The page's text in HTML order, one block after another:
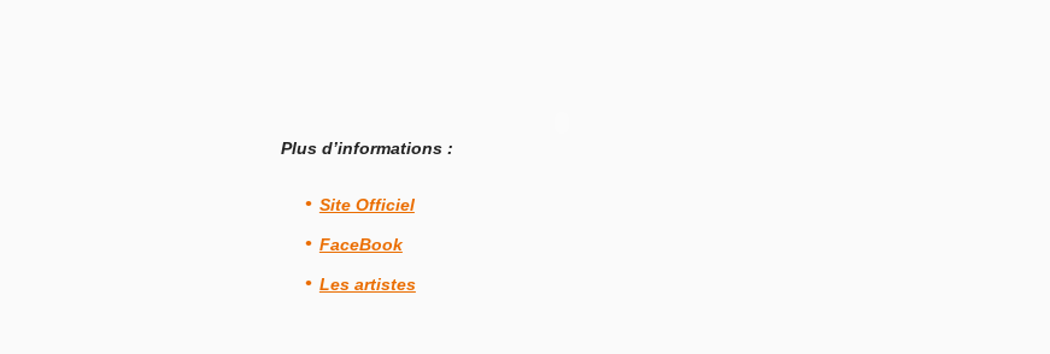
Plus d’informations :
Site Officiel
FaceBook
Les artistes